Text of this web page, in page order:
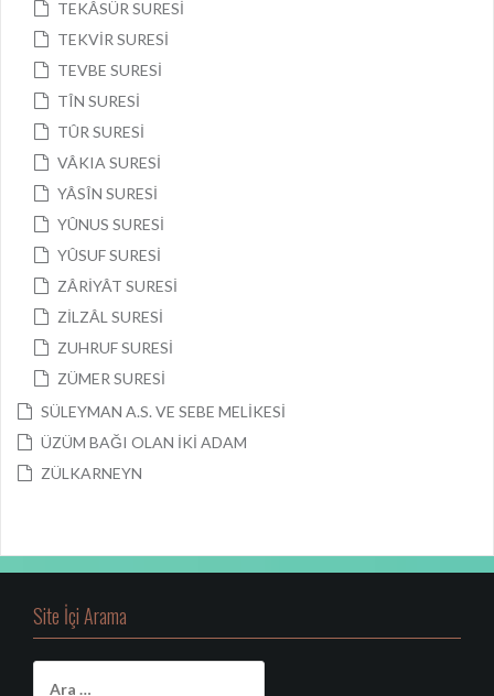
TEKÂSÜR SURESİ
TEKVİR SURESİ
TEVBE SURESİ
TÎN SURESİ
TÛR SURESİ
VÂKIA SURESİ
YÂSÎN SURESİ
YÛNUS SURESİ
YÛSUF SURESİ
ZÂRİYÂT SURESİ
ZİLZÂL SURESİ
ZUHRUF SURESİ
ZÜMER SURESİ
SÜLEYMAN A.S. VE SEBE MELİKESİ
ÜZÜM BAĞI OLAN İKİ ADAM
ZÜLKARNEYN
Site İçi Arama